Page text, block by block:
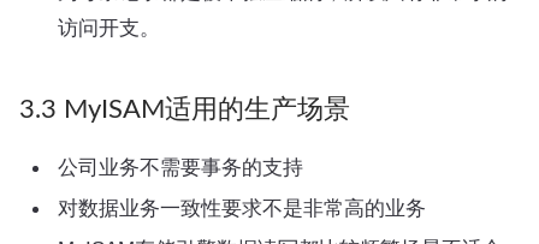
访问开支。
3.3 MyISAM适用的生产场景
公司业务不需要事务的支持
对数据业务一致性要求不是非常高的业务